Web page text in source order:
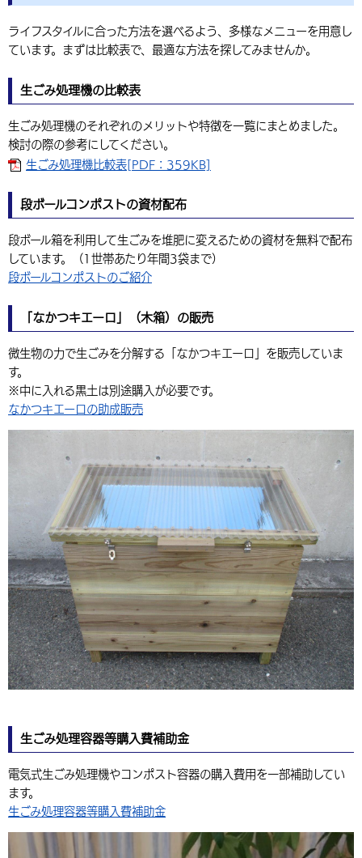
ライフスタイルに合った方法を選べるよう、多様なメニューを用意し
ています。まずは比較表で、最適な方法を探してみませんか。
生ごみ処理機の比較表
生ごみ処理機のそれぞれのメリットや特徴を一覧にまとめました。
検討の際の参考にしてください。
生ごみ処理機比較表[PDF：359KB]
段ボールコンポストの資材配布
段ボール箱を利用して生ごみを堆肥に変えるための資材を無料で配布
しています。（1世帯あたり年間3袋まで）
段ボールコンポストのご紹介
「なかつキエーロ」（木箱）の販売
微生物の力で生ごみを分解する「なかつキエーロ」を販売していま
す。
※中に入れる黒土は別途購入が必要です。
なかつキエーロの助成販売
生ごみ処理容器等購入費補助金
電気式生ごみ処理機やコンポスト容器の購入費用を一部補助してい
ます。
生ごみ処理容器等購入費補助金